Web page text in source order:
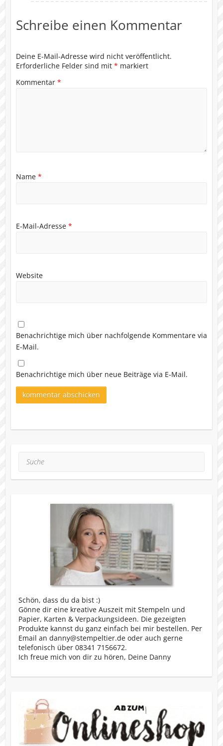
Schreibe einen Kommentar
Deine E-Mail-Adresse wird nicht veröffentlicht.
Erforderliche Felder sind mit * markiert
Kommentar *
Name *
E-Mail-Adresse *
Website
Benachrichtige mich über nachfolgende Kommentare via
E-Mail.
Benachrichtige mich über neue Beiträge via E-Mail.
Schön, dass du da bist :)
Gönne dir eine kreative Auszeit mit Stempeln und
Papier, Karten & Verpackungsideen. Die gezeigten
Produkte kannst du ganz einfach bei mir bestellen. Per
Email an danny@stempeltier.de oder auch gerne
telefonisch über 08341 7156672.
Ich freue mich von dir zu hören, Deine Danny